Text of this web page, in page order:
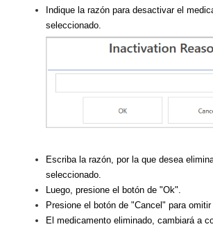
Indique la razón para desactivar el
seleccionado.
Escriba la razón, por la que desea
seleccionado.
Luego, presione el botón de "Ok".
Presione el botón de "Cancel" para omitir
El medicamento eliminado, cambiará a